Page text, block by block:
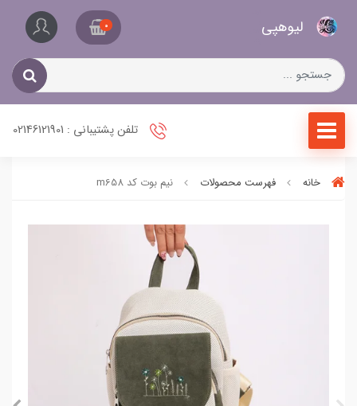
لیو‌هپی 0
تلفن پشتیبانی : 02146121901
خانه فهرست محصولات نیم بوت کد m658